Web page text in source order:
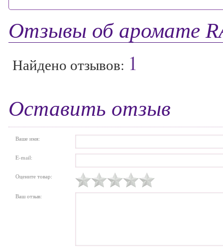
Отзывы об аромате
Найдено отзывов: 1
Оставить отзыв
Ваше имя:
E-mail:
Оцените товар:
Ваш отзыв: